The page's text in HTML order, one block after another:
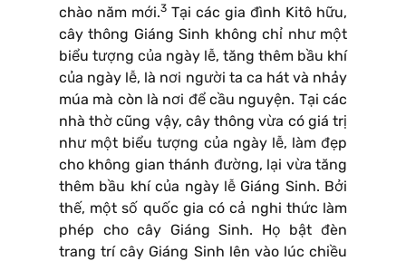
chào năm mới.3 Tại các gia đình Kitô hữu,
cây thông Giáng Sinh không chỉ như một
biểu tượng của ngày lễ, tăng thêm bầu khí
của ngày lễ, là nơi người ta ca hát và nhảy
múa mà còn là nơi để cầu nguyện. Tại các
nhà thờ cũng vậy, cây thông vừa có giá trị
như một biểu tượng của ngày lễ, làm đẹp
cho không gian thánh đường, lại vừa tăng
thêm bầu khí của ngày lễ Giáng Sinh. Bởi
thế, một số quốc gia có cả nghi thức làm
phép cho cây Giáng Sinh. Họ bật đèn
trang trí cây Giáng Sinh lên vào lúc chiều